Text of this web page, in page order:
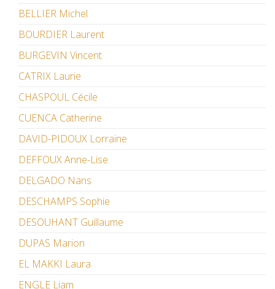
BELLIER Michel
BOURDIER Laurent
BURGEVIN Vincent
CATRIX Laurie
CHASPOUL Cécile
CUENCA Catherine
DAVID-PIDOUX Lorraine
DEFFOUX Anne-Lise
DELGADO Nans
DESCHAMPS Sophie
DESOUHANT Guillaume
DUPAS Marion
EL MAKKI Laura
ENGLE Liam